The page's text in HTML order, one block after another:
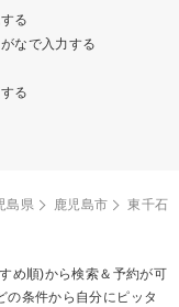
る
なで入力する
る
島県 鹿児島市
東千石
め順)から検索＆予約が可
の条件から自分にピッタ